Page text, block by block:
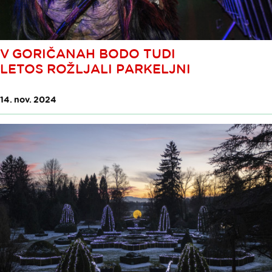
V GORIČANAH BODO TUDI
LETOS ROŽLJALI PARKELJNI
14. nov. 2024